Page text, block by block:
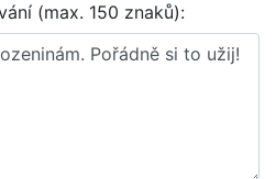
(max. 150 znaků):